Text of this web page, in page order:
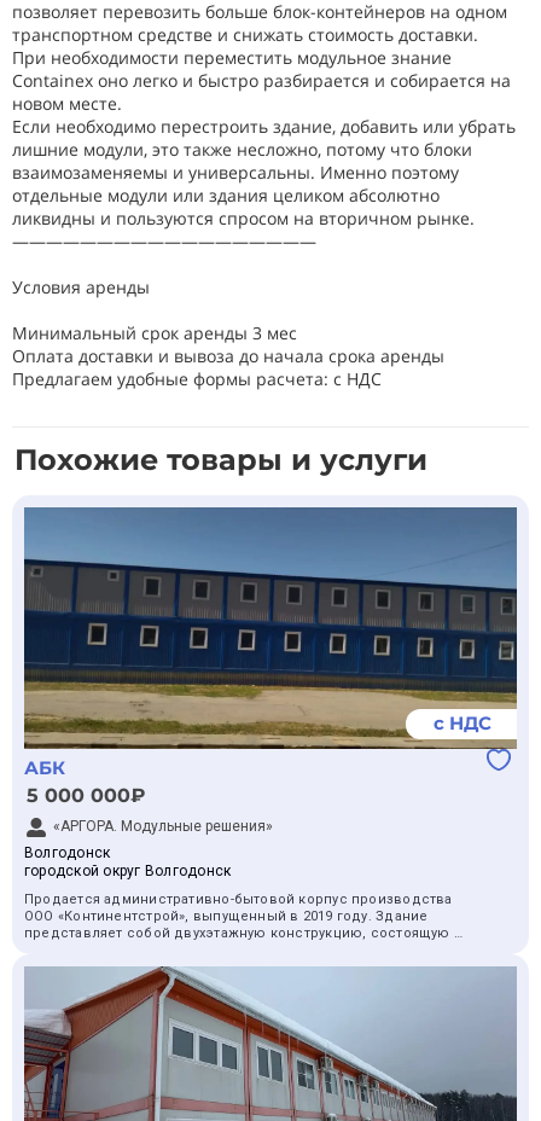
позволяет перевозить больше блок-контейнеров на одном
транспортном средстве и снижать стоимость доставки.
При необходимости переместить модульное знание
Containex оно легко и быстро разбирается и собирается на
новом месте.
Если необходимо перестроить здание, добавить или убрать
лишние модули, это также несложно, потому что блоки
взаимозаменяемы и универсальны. Именно поэтому
отдельные модули или здания целиком абсолютно
ликвидны и пользуются спросом на вторичном рынке.
——————————————————
Условия аренды
Минимальный срок аренды 3 мес
Оплата доставки и вывоза до начала срока аренды
Предлагаем удобные формы расчета: с НДС
Похожие товары и услуги
с НДС
АБК
5 000 000₽
«АРГОРА. Модульные решения»
Волгодонск
городской округ Волгодонск
Продается административно-бытовой корпус производства
ООО «Континентстрой», выпущенный в 2019 году. Здание
представляет собой двухэтажную конструкцию, состоящую из
размеры объекта составляют 26,4х12,0х5,0 м. Каркас выполнен
из швеллера 16 У. На текущий момент здание смонтировано и
находится в законсервированном состоянии.
Объект изначально спроектирован для размещения
административного персонала, однако конструктивные
особенности позволяют перепрофилировать его под офисное
помещение или общежитие. Внутренняя отделка здания
находится в незавершенном виде, что упрощает процесс